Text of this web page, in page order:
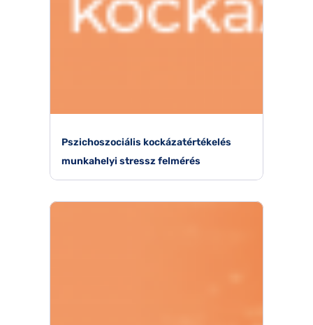
Pszichoszociális kockázatértékelés
munkahelyi stressz felmérés